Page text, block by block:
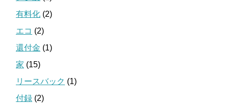
有料化 (2)
エコ (2)
還付金 (1)
家 (15)
リースバック (1)
付録 (2)